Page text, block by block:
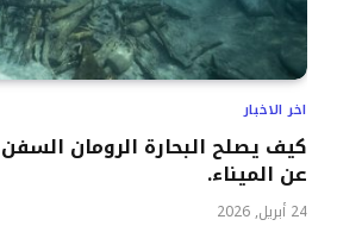
اخر الاخبار
كيف يصلح البحارة الرومان السفن
عن الميناء.
24 أبريل, 2026